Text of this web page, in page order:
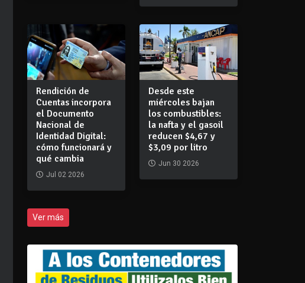
Rendición de
Cuentas incorpora
el Documento
Nacional de
Identidad Digital:
cómo funcionará y
qué cambia
Jul 02 2026
Desde este
miércoles bajan
los combustibles:
la nafta y el gasoil
reducen $4,67 y
$3,09 por litro
Jun 30 2026
Ver más